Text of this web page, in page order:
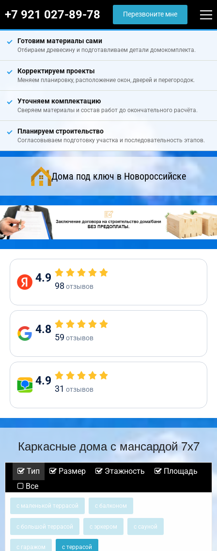
+7 921 027-89-78 Перезвоните мне
Готовим материалы сами
Отбираем древесину и подготавливаем детали домокомплекта.
Корректируем проекты
Меняем планировку, расположение окон, дверей и перегородок.
Уточняем комплектацию
Сверяем материалы и состав работ до окончательного расчёта.
Планируем строительство
Согласовываем подготовку участка и последовательность этапов.
Дома под ключ в Новороссийске
4.9
98 отзывов
4.8
59 отзывов
4.9
31 отзывов
Каркасные дома с мансардой 7х7
Тип Размер Этажность
Площадь
Все
с маленькой террасой с балконом
с большой террасой с эркером с сауной
с гаражом с террасой